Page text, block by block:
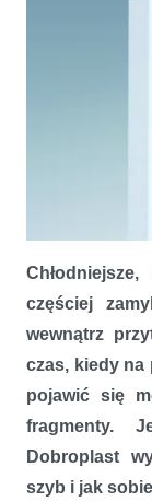
częściej
wewnątrz
czas, kiedy na
pojawić się
fragmenty.
Dobroplast
szyb i jak